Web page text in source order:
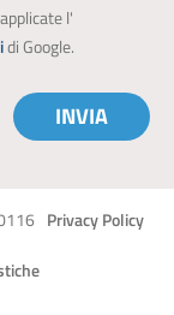
l'
di Google.
INVIA
Privacy Policy